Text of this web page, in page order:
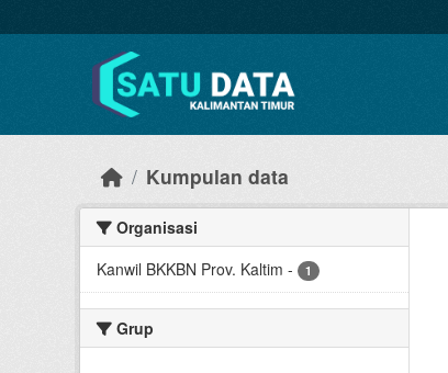
Kumpulan data
Organisasi
Kanwil BKKBN Prov. Kaltim - 1
Grup